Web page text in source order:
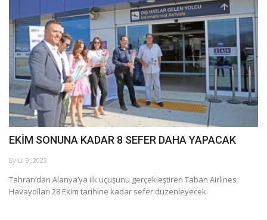
EKİM SONUNA KADAR 8 SEFER DAHA YAPACAK
Eylül 9, 2023
Tahran’dan Alanya’ya ilk uçuşunu gerçekleştiren Taban Airlines
Havayolları 28 Ekim tarihine kadar sefer düzenleyecek.